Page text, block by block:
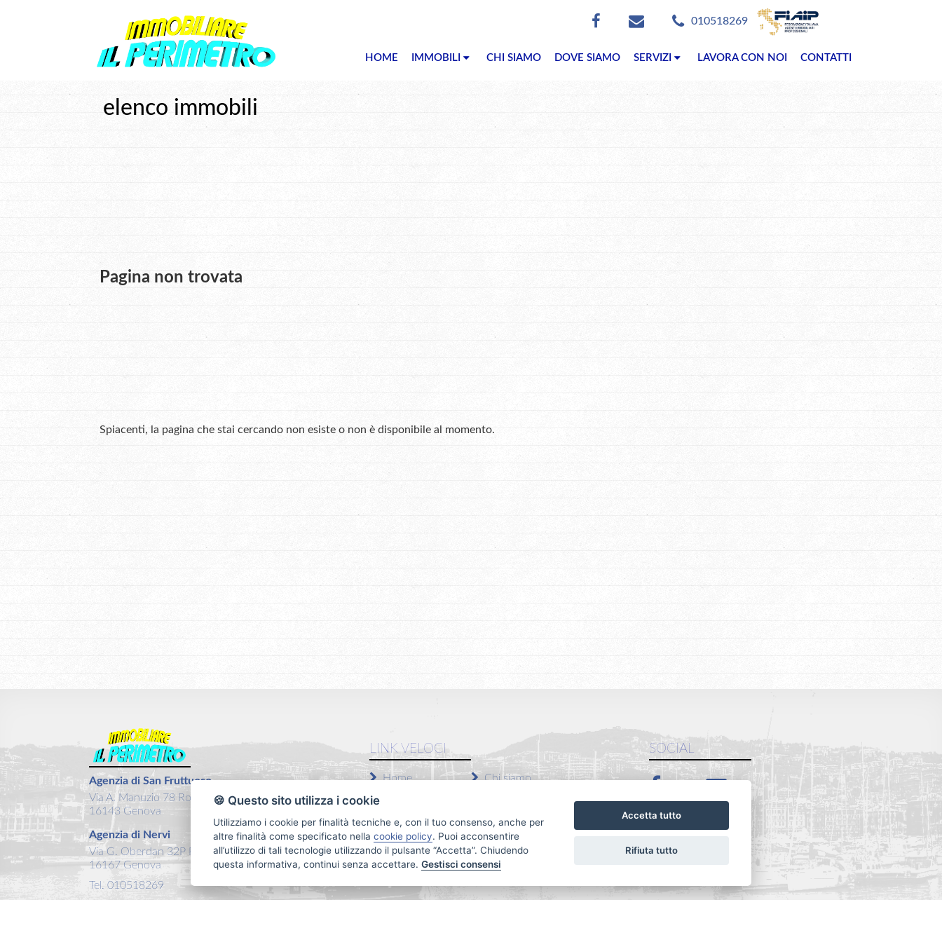
010518269
HOME IMMOBILI CHI SIAMO DOVE SIAMO SERVIZI LAVORA CON NOI CONTATTI
elenco immobili
Pagina non trovata
Spiacenti, la pagina che stai cercando non esiste o non è disponibile al momento.
Agenzia di San Fruttuoso
Via A. Manuzio 78 Rosso
16143 Genova
Agenzia di Nervi
Via G. Oberdan 32P Rosso
16167 Genova
Tel. 010518269
LINK VELOCI
Home
Affitti
Privacy Policy
Chi siamo
Contatti
Revoca consensi
SOCIAL
🍪 Questo sito utilizza i cookie
Utilizziamo i cookie per finalità tecniche e, con il tuo consenso, anche per
altre finalità come specificato nella cookie policy. Puoi acconsentire
all’utilizzo di tali tecnologie utilizzando il pulsante “Accetta”. Chiudendo
questa informativa, continui senza accettare. Gestisci consensi
Accetta tutto
Rifiuta tutto